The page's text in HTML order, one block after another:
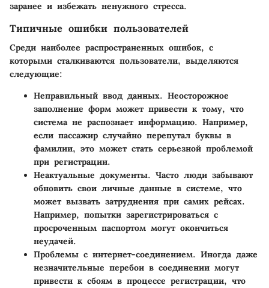
заранее и избежать ненужного стресса.
Типичные ошибки пользователей
Среди наиболее распространенных ошибок, с
которыми сталкиваются пользователи, выделяются
следующие:
Неправильный ввод данных. Неосторожное
заполнение форм может привести к тому, что
система не распознает информацию. Например,
если пассажир случайно перепутал буквы в
фамилии, это может стать серьезной проблемой
при регистрации.
Неактуальные документы. Часто люди забывают
обновить свои личные данные в системе, что
может вызвать затруднения при самих рейсах.
Например, попытки зарегистрироваться с
просроченным паспортом могут окончиться
неудачей.
Проблемы с интернет-соединением. Иногда даже
незначительные перебои в соединении могут
привести к сбоям в процессе регистрации, что